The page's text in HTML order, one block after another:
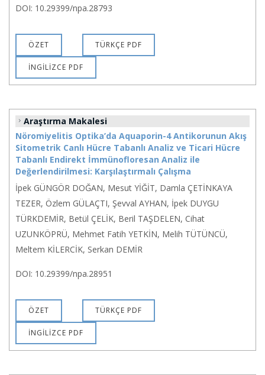
DOI: 10.29399/npa.28793
ÖZET TÜRKÇE PDF
İNGİLİZCE PDF
Araştırma Makalesi
Nöromiyelitis Optika’da Aquaporin-4 Antikorunun Akış
Sitometrik Canlı Hücre Tabanlı Analiz ve Ticari Hücre
Tabanlı Endirekt İmmünofloresan Analiz ile
Değerlendirilmesi: Karşılaştırmalı Çalışma
İpek GÜNGÖR DOĞAN, Mesut YİĞİT, Damla ÇETİNKAYA
TEZER, Özlem GÜLAÇTI, Şevval AYHAN, İpek DUYGU
TÜRKDEMİR, Betül ÇELİK, Beril TAŞDELEN, Cihat
UZUNKÖPRÜ, Mehmet Fatih YETKİN, Melih TÜTÜNCÜ,
Meltem KİLERCİK, Serkan DEMİR
DOI: 10.29399/npa.28951
ÖZET TÜRKÇE PDF
İNGİLİZCE PDF